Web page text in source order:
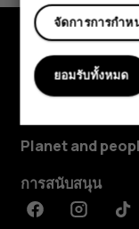
สำรวจ
Planet and
การสนับสนุน
FacebookInstagram
จัดการการกำ
ยอมรับทั้งหมด